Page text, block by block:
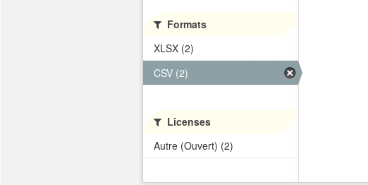
Formats
XLSX (2)
CSV (2)
Licenses
Autre (Ouvert) (2)